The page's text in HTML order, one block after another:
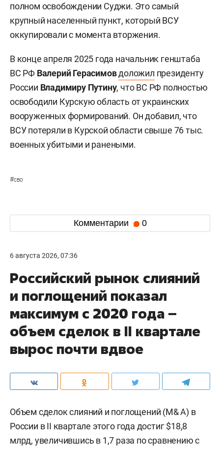
полном освобождении Суджи. Это самый
крупный населенный пункт, который ВСУ
оккупировали с момента вторжения.
В конце апреля 2025 года начальник генштаба
ВС РФ Валерий Герасимовдоложил президенту
России Владимиру Путину, что ВС РФ полностью
освободили Курскую область от украинских
вооруженных формирований. Он добавил, что
ВСУ потеряли в Курской области свыше 76 тыс.
военных убитыми и ранеными.
#сво
Комментарии 0
6 августа 2026, 07:36
Российский рынок слияний
и поглощений показал
максимум с 2020 года –
объем сделок в II квартале
вырос почти вдвое
Объем сделок слияний и поглощений (M& A) в
России в II квартале этого года достиг $18,8
млрд, увеличившись в 1,7 раза по сравнению с